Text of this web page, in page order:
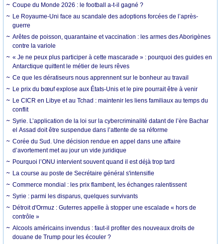
Coupe du Monde 2026 : le football a-t-il gagné ?
Le Royaume-Uni face au scandale des adoptions forcées de l’après-
guerre
Arêtes de poisson, quarantaine et vaccination : les armes des Aborigènes
contre la variole
« Je ne peux plus participer à cette mascarade » : pourquoi des guides en
Antarctique quittent le métier de leurs rêves
Ce que les dératiseurs nous apprennent sur le bonheur au travail
Le prix du bœuf explose aux États-Unis et le pire pourrait être à venir
Le CICR en Libye et au Tchad : maintenir les liens familiaux au temps du
conflit
Syrie. L’application de la loi sur la cybercriminalité datant de l’ère Bachar
el Assad doit être suspendue dans l’attente de sa réforme
Corée du Sud. Une décision rendue en appel dans une affaire
d’avortement met au jour un vide juridique
Pourquoi l’ONU intervient souvent quand il est déjà trop tard
La course au poste de Secrétaire général s'intensifie
Commerce mondial : les prix flambent, les échanges ralentissent
Syrie : parmi les disparus, quelques survivants
Détroit d'Ormuz : Guterres appelle à stopper une escalade « hors de
contrôle »
Alcools américains invendus : faut-il profiter des nouveaux droits de
douane de Trump pour les écouler ?